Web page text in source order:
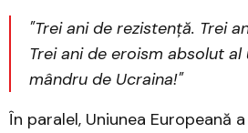
"Trei ani de rezistență. Trei
Trei ani de eroism absolut al
mândru de Ucraina!"
În paralel, Uniunea Europeană